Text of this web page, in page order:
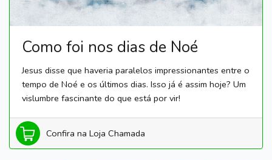
Como foi nos dias de Noé
Jesus disse que haveria paralelos impressionantes entre o
tempo de Noé e os últimos dias. Isso já é assim hoje? Um
vislumbre fascinante do que está por vir!
Confira na Loja Chamada